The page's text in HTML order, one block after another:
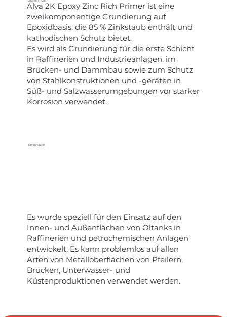
DEFINITION
Alya 2K Epoxy Zinc Rich Primer ist eine
zweikomponentige Grundierung auf
Epoxidbasis, die 85 % Zinkstaub enthält und
kathodischen Schutz bietet.
Es wird als Grundierung für die erste Schicht
in Raffinerien und Industrieanlagen, im
Brücken- und Dammbau sowie zum Schutz
von Stahlkonstruktionen und -geräten in
Süß- und Salzwasserumgebungen vor starker
Korrosion verwendet.
MERKMALE
Es wurde speziell für den Einsatz auf den
Innen- und Außenflächen von Öltanks in
Raffinerien und petrochemischen Anlagen
entwickelt. Es kann problemlos auf allen
Arten von Metalloberflächen von Pfeilern,
Brücken, Unterwasser- und
Küstenproduktionen verwendet werden.